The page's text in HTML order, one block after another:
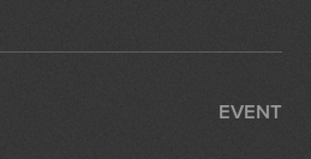
EVENT